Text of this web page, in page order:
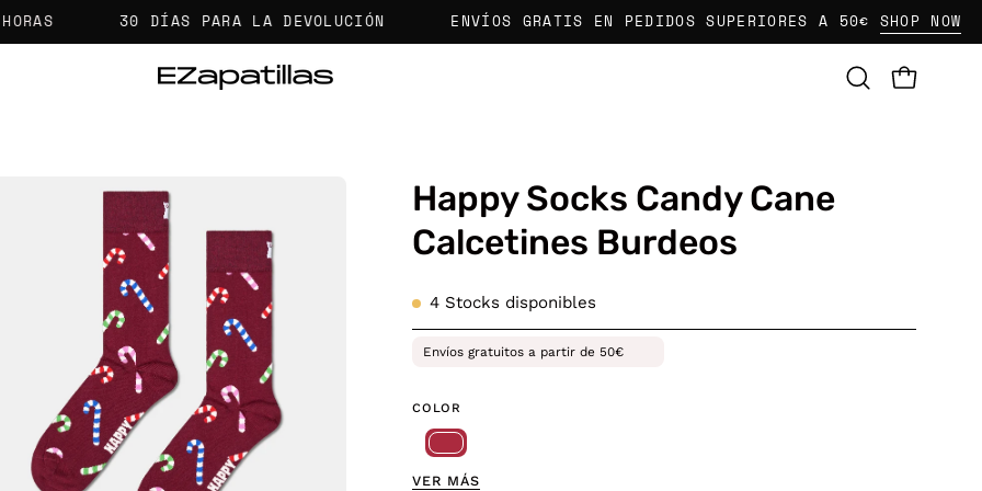
30 DÍAS PARA LA DEVOLUCIÓN ENVÍOS GRATIS EN PEDIDOS SUPERIORES A 50€SHOP NOW
AbrirCARRO
Happy Socks Candy Cane
Calcetines Burdeos
4 Stocks disponibles
Envíos gratuitos a partir de 50€
COLOR
VER MÁS